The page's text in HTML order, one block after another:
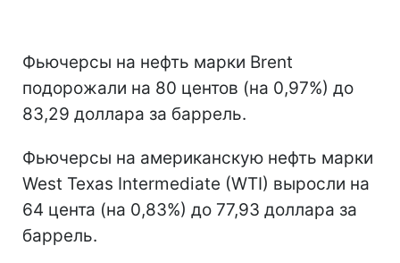
Фьючерсы на нефть марки Brent
подорожали на 80 центов (на 0,97%) до
83,29 доллара за баррель.
Фьючерсы на американскую нефть марки
West Texas Intermediate (WTI) выросли на
64 цента (на 0,83%) до 77,93 доллара за
баррель.